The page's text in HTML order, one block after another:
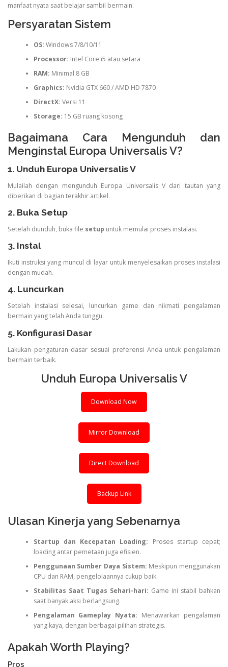
manfaat nyata saat belajar sambil bermain.
Persyaratan Sistem
OS: Windows 7/8/10/11
Processor: Intel Core i5 atau setara
RAM: Minimal 8 GB
Graphics: Nvidia GTX 660 / AMD HD 7870
DirectX: Versi 11
Storage: 15 GB ruang kosong
Bagaimana Cara Mengunduh dan
Menginstal Europa Universalis V?
1. Unduh Europa Universalis V
Mulailah dengan mengunduh Europa Universalis V dari tautan yang
diberikan di bagian terakhir artikel.
2. Buka Setup
Setelah diunduh, buka file setup untuk memulai proses instalasi.
3. Instal
Ikuti instruksi yang muncul di layar untuk menyelesaikan proses instalasi
dengan mudah.
4. Luncurkan
Setelah instalasi selesai, luncurkan game dan nikmati pengalaman
bermain yang telah Anda tunggu.
5. Konfigurasi Dasar
Lakukan pengaturan dasar sesuai preferensi Anda untuk pengalaman
bermain terbaik.
Unduh Europa Universalis V
Download Now
Mirror Download
Direct Download
Backup Link
Ulasan Kinerja yang Sebenarnya
Startup dan Kecepatan Loading: Proses startup cepat;
loading antar pemetaan juga efisien.
Penggunaan Sumber Daya Sistem: Meskipun menggunakan
CPU dan RAM, pengelolaannya cukup baik.
Stabilitas Saat Tugas Sehari-hari: Game ini stabil bahkan
saat banyak aksi berlangsung.
Pengalaman Gameplay Nyata: Menawarkan pengalaman
yang kaya, dengan berbagai pilihan strategis.
Apakah Worth Playing?
Pros